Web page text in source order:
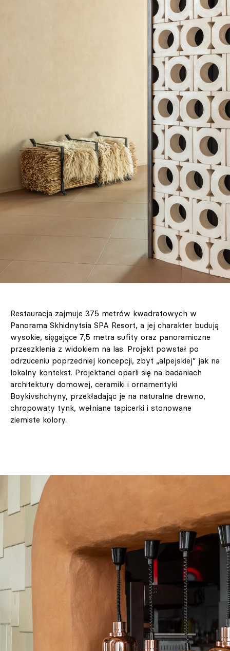
Restauracja zajmuje 375 metrów kwadratowych w
Panorama Skhidnytsia SPA Resort, a jej charakter budują
wysokie, sięgające 7,5 metra sufity oraz panoramiczne
przeszklenia z widokiem na las. Projekt powstał po
odrzuceniu poprzedniej koncepcji, zbyt „alpejskiej” jak na
lokalny kontekst. Projektanci oparli się na badaniach
architektury domowej, ceramiki i ornamentyki
Boykivshchyny, przekładając je na naturalne drewno,
chropowaty tynk, wełniane tapicerki i stonowane
ziemiste kolory.